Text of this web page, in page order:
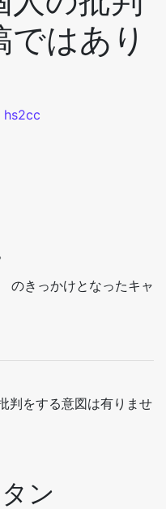
はあり
hs2cc
きっかけとなったキャ
判をする意図は有りませ
ン